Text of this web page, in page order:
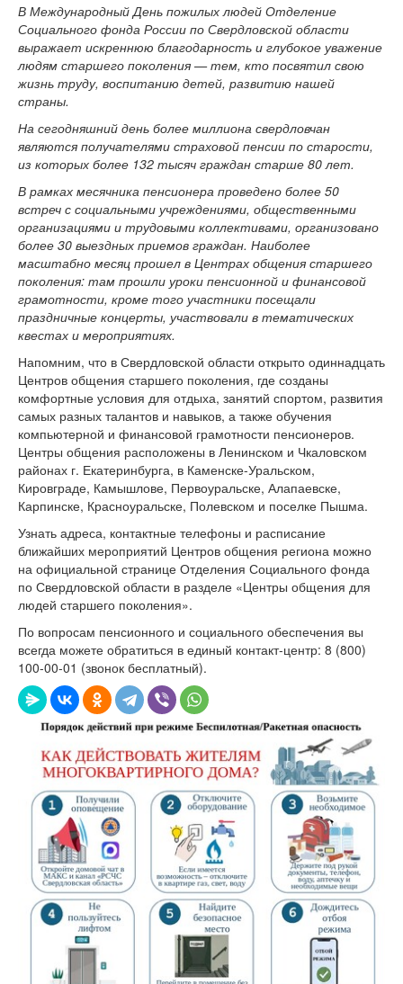
В Международный День пожилых людей Отделение
Социального фонда России по Свердловской области
выражает искреннюю благодарность и глубокое уважение
людям старшего поколения — тем, кто посвятил свою
жизнь труду, воспитанию детей, развитию нашей
страны.
На сегодняшний день более миллиона свердловчан
являются получателями страховой пенсии по старости,
из которых более 132 тысяч граждан старше 80 лет.
В рамках месячника пенсионера проведено более 50
встреч с социальными учреждениями, общественными
организациями и трудовыми коллективами, организовано
более 30 выездных приемов граждан. Наиболее
масштабно месяц прошел в Центрах общения старшего
поколения: там прошли уроки пенсионной и финансовой
грамотности, кроме того участники посещали
праздничные концерты, участвовали в тематических
квестах и мероприятиях.
Напомним, что в Свердловской области открыто одиннадцать
Центров общения старшего поколения, где созданы
комфортные условия для отдыха, занятий спортом, развития
самых разных талантов и навыков, а также обучения
компьютерной и финансовой грамотности пенсионеров.
Центры общения расположены в Ленинском и Чкаловском
районах г. Екатеринбурга, в Каменске-Уральском,
Кировграде, Камышлове, Первоуральске, Алапаевске,
Карпинске, Красноуральске, Полевском и поселке Пышма.
Узнать адреса, контактные телефоны и расписание
ближайших мероприятий Центров общения региона можно
на официальной странице Отделения Социального фонда
по Свердловской области в разделе «Центры общения для
людей старшего поколения».
По вопросам пенсионного и социального обеспечения вы
всегда можете обратиться в единый контакт-центр: 8 (800)
100-00-01 (звонок бесплатный).